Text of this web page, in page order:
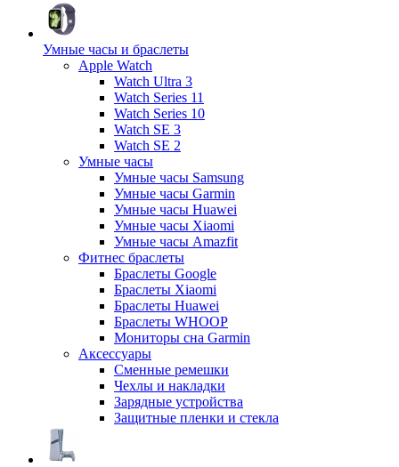
Умные часы и браслеты
Apple Watch
Watch Ultra 3
Watch Series 11
Watch Series 10
Watch SE 3
Watch SE 2
Умные часы
Умные часы Samsung
Умные часы Garmin
Умные часы Huawei
Умные часы Xiaomi
Умные часы Amazfit
Фитнес браслеты
Браслеты Google
Браслеты Xiaomi
Браслеты Huawei
Браслеты WHOOP
Мониторы сна Garmin
Аксессуары
Сменные ремешки
Чехлы и накладки
Зарядные устройства
Защитные пленки и стекла